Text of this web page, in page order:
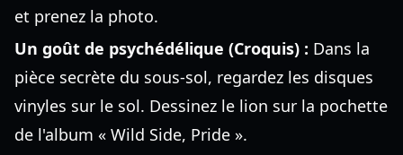
et prenez la photo.
Un goût de psychédélique (Croquis) : Dans la
pièce secrète du sous-sol, regardez les disques
vinyles sur le sol. Dessinez le lion sur la pochette
de l'album « Wild Side, Pride ».